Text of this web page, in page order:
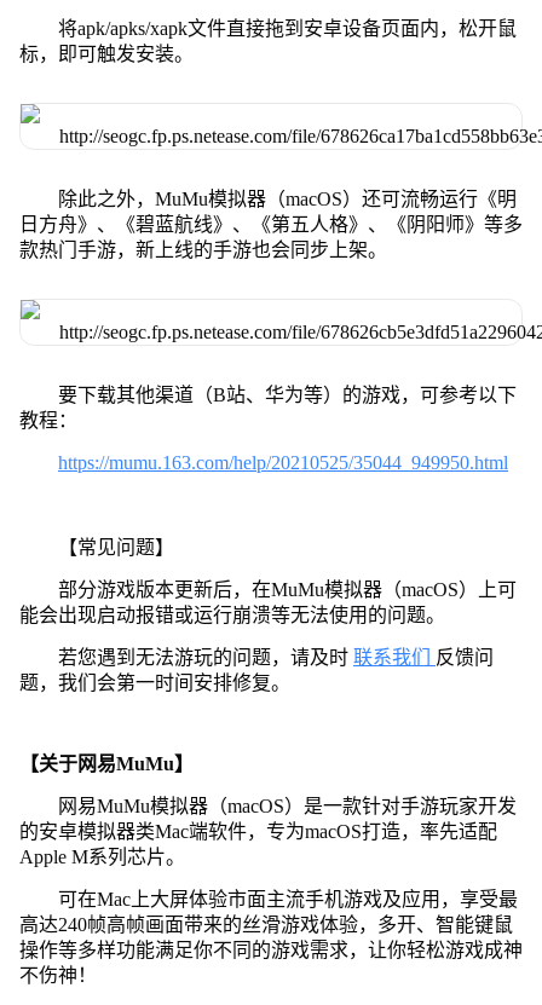
将apk/apks/xapk文件直接拖到安卓设备页面内，松开鼠
标，即可触发安装。
除此之外，MuMu模拟器（macOS）还可流畅运行《明
日方舟》、《碧蓝航线》、《第五人格》、《阴阳师》等多
款热门手游，新上线的手游也会同步上架。
要下载其他渠道（B站、华为等）的游戏，可参考以下
教程：
https://mumu.163.com/help/20210525/35044_949950.html
【常见问题】
部分游戏版本更新后，在MuMu模拟器（macOS）上可
能会出现启动报错或运行崩溃等无法使用的问题。
若您遇到无法游玩的问题，请及时 联系我们
反馈问
题，我们会第一时间安排修复。
【关于网易MuMu】
网易MuMu模拟器（macOS）是一款针对手游玩家开发
的安卓模拟器类Mac端软件，专为macOS打造，率先适配
Apple M系列芯片。
可在Mac上大屏体验市面主流手机游戏及应用，享受最
高达240帧高帧画面带来的丝滑游戏体验，多开、智能键鼠
操作等多样功能满足你不同的游戏需求，让你轻松游戏成神
不伤神！